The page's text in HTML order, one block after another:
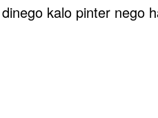
kalo pinter nego